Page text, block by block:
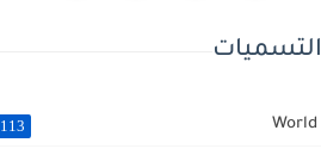
التسميات
World
113